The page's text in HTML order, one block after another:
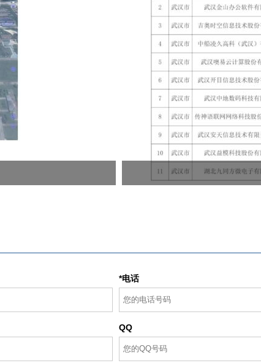
*电话
QQ